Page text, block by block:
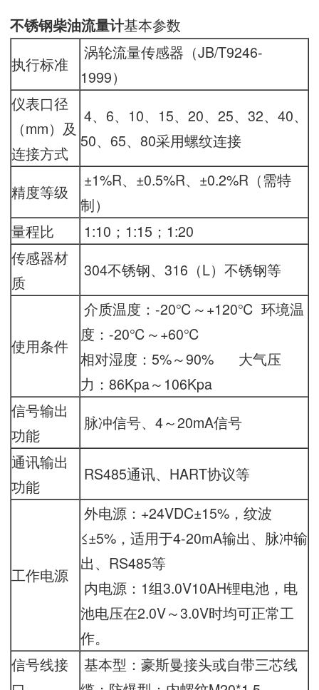
不锈钢柴油流量计基本参数
执行标准
涡轮流量传感器（JB/T9246-
1999）
仪表口径
（mm）及
连接方式
4、6、10、15、20、25、32、40、
50、65、80采用螺纹连接
精度等级
±1%R、±0.5%R、±0.2%R（需特
制）
量程比
1:10；1:15；1:20
传感器材
质
304不锈钢、316（L）不锈钢等
使用条件
介质温度：-20℃～+120℃ 环境温
度：-20℃～+60℃
相对湿度：5%～90% 大气压
力：86Kpa～106Kpa
信号输出
功能
脉冲信号、4～20mA信号
通讯输出
功能
RS485通讯、HART协议等
工作电源
外电源：+24VDC±15%，纹波
≤±5%，适用于4-20mA输出、脉冲输
出、RS485等
内电源：1组3.0V10AH锂电池，电
池电压在2.0V～3.0V时均可正常工
作。
信号线接
基本型：豪斯曼接头或自带三芯线